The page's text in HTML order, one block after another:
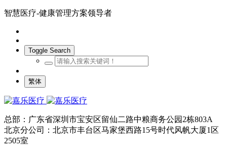
智慧医疗-健康管理方案领导者
Toggle Search
繁体
总部：广东省深圳市宝安区留仙二路中粮商务公园2栋803A
北京分公司：北京市丰台区马家堡西路15号时代风帆大厦1区
2505室